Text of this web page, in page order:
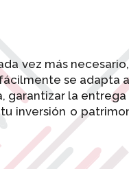
vez más necesario,
se
la
inversión o